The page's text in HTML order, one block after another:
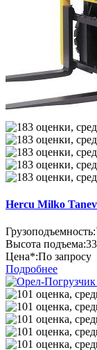
Hercu Milko
Грузоподъемность:
Высота подъема:
Цена*:По запросу
Подробнее